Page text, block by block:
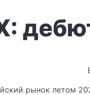
рынок летом